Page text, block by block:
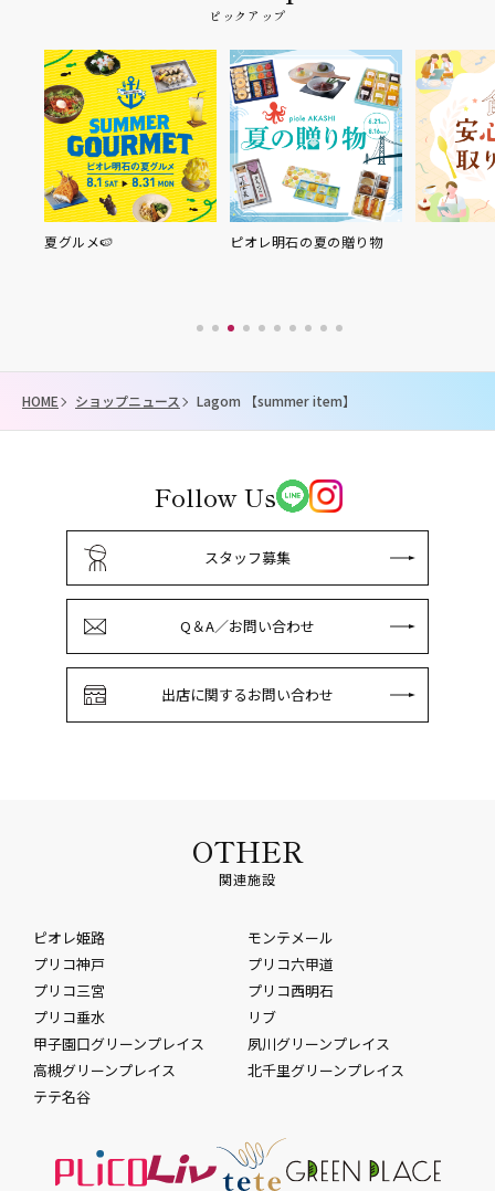
ピックアップ
夏グルメ🍉 ピオレ明石の夏の贈り物
HOME ショップニュース Lagom 【summer item】
Follow Us
スタッフ募集
Q＆A／お問い合わせ
出店に関するお問い合わせ
OTHER
関連施設
ピオレ姫路
モンテメール
プリコ神戸
プリコ六甲道
プリコ三宮
プリコ西明石
プリコ垂水
リブ
甲子園口グリーンプレイス
夙川グリーンプレイス
高槻グリーンプレイス
北千里グリーンプレイス
テテ名谷